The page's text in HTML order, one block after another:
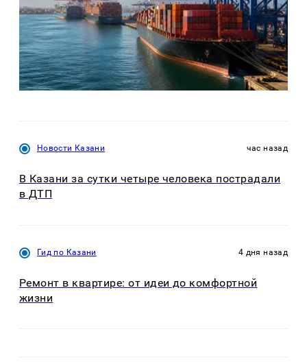
Новости Казани час назад
В Казани за сутки четыре человека пострадали
в ДТП
Гид по Казани 4 дня назад
Ремонт в квартире: от идеи до комфортной
жизни